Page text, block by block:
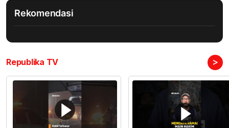
Rekomendasi
Republika TV >